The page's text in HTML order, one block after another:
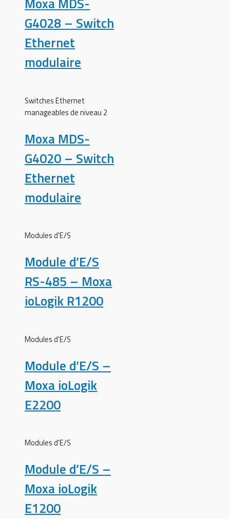
G4028 – Switch
Ethernet
modulaire
Switches Ethernet
manageables de niveau 2
Moxa MDS-
G4020 – Switch
Ethernet
modulaire
Modules d'E/S
Module d’E/S
RS-485 – Moxa
ioLogik R1200
Modules d'E/S
Module d’E/S –
Moxa ioLogik
E2200
Modules d'E/S
Module d’E/S –
Moxa ioLogik
E1200